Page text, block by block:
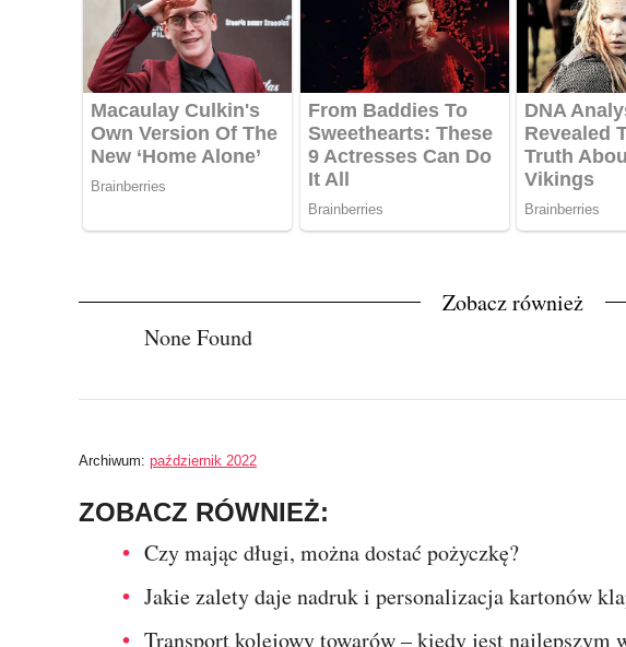
Zobacz również
None Found
Archiwum: październik 2022
ZOBACZ RÓWNIEŻ:
Czy mając długi, można dostać pożyczkę?
Jakie zalety daje nadruk i personalizacja kartonów
Transport kolejowy towarów – kiedy jest najlepszym